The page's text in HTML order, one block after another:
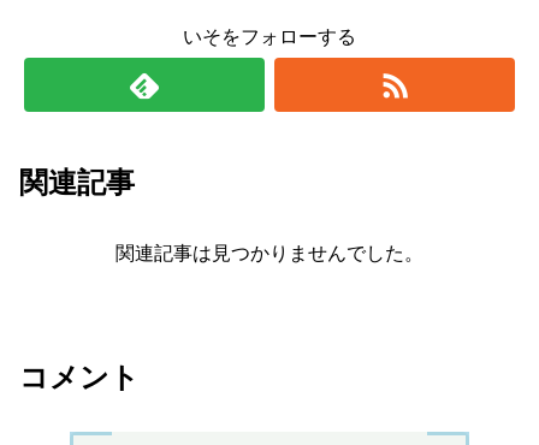
いそをフォローする
関連記事
関連記事は見つかりませんでした。
コメント